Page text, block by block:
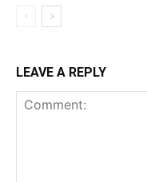
LEAVE A REPLY